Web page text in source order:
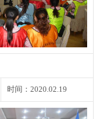
时间：2020.02.19